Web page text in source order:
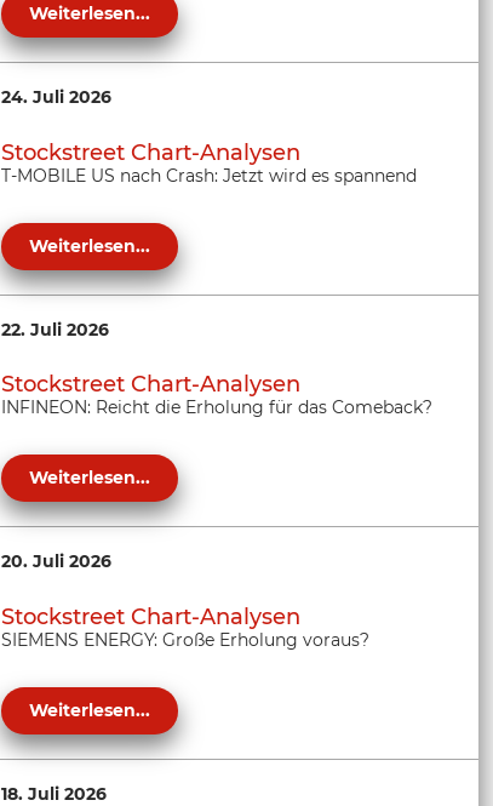
Weiterlesen...
24. Juli 2026
Stockstreet Chart-Analysen
T-MOBILE US nach Crash: Jetzt wird es spannend
Weiterlesen...
22. Juli 2026
Stockstreet Chart-Analysen
INFINEON: Reicht die Erholung für das Comeback?
Weiterlesen...
20. Juli 2026
Stockstreet Chart-Analysen
SIEMENS ENERGY: Große Erholung voraus?
Weiterlesen...
18. Juli 2026